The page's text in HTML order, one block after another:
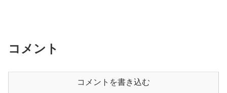
コメント
コメントを書き込む